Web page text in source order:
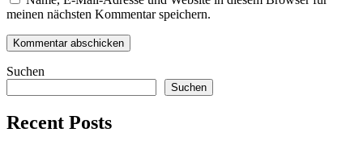
meinen nächsten Kommentar speichern.
Suchen
Suchen
Recent Posts